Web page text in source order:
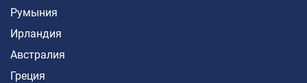
Румыния
Ирландия
Австралия
Греция